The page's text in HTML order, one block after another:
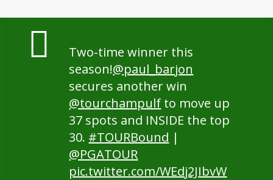
Two-time winner this
season!@paul_barjon
secures another win
@tourchampulf to move up
37 spots and INSIDE the top
30. #TOURBound |
@PGATOUR
pic.twitter.com/WEdj2JIbvW